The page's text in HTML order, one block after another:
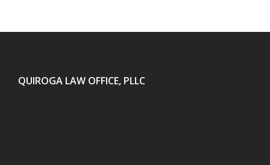
QUIROGA LAW OFFICE, PLLC